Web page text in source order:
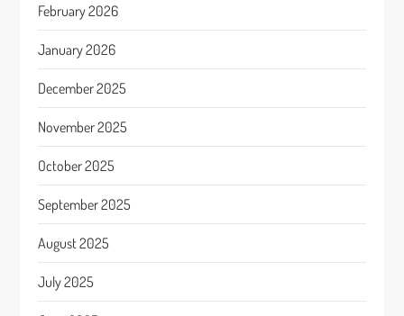
February 2026
January 2026
December 2025
November 2025
October 2025
September 2025
August 2025
July 2025